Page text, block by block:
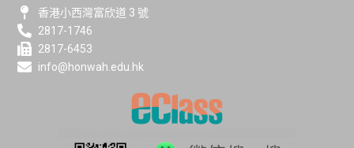
香港小西灣富欣道 3 號
2817-1746
2817-6453
info@honwah.edu.hk